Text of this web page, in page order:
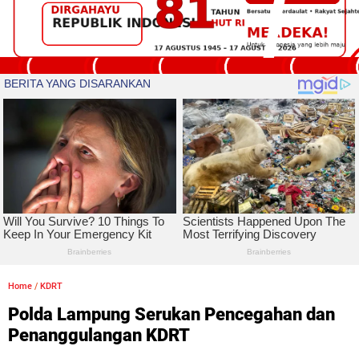
Home / KDRT
Polda Lampung Serukan Pencegahan dan
Penanggulangan KDRT